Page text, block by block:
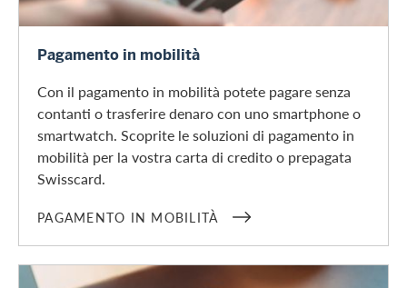
Pagamento in mobilità
Pagamento in mobilità
Con il pagamento in mobilità potete pagare senza
contanti o trasferire denaro con uno smartphone o
smartwatch. Scoprite le soluzioni di pagamento in
mobilità per la vostra carta di credito o prepagata
Swisscard.
PAGAMENTO IN MOBILITÀ